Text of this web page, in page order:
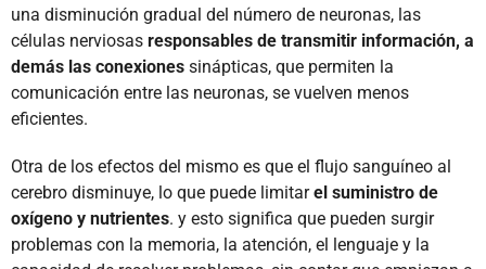
una disminución gradual del número de neuronas, las
células nerviosas responsables de transmitir información, a
demás las conexiones sinápticas, que permiten la
comunicación entre las neuronas, se vuelven menos
eficientes.
Otra de los efectos del mismo es que el flujo sanguíneo al
cerebro disminuye, lo que puede limitarel suministro de
oxígeno y nutrientes. y esto significa que pueden surgir
problemas con la memoria, la atención, el lenguaje y la